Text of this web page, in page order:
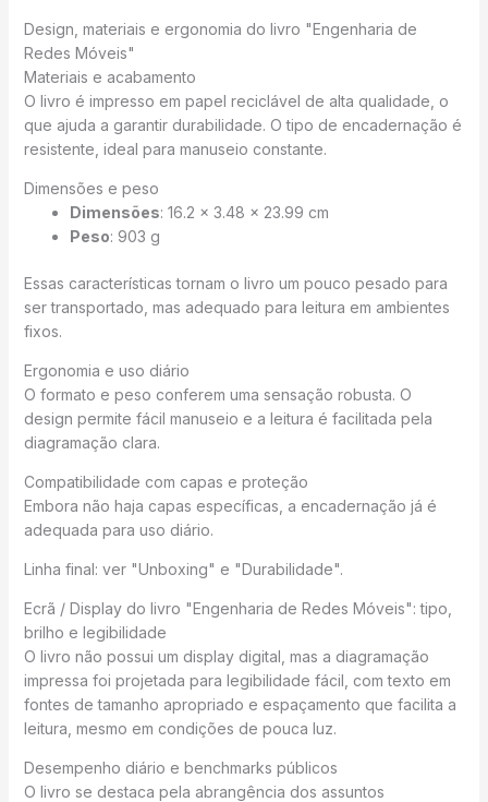
Design, materiais e ergonomia do livro "Engenharia de
Redes Móveis"
Materiais e acabamento
O livro é impresso em papel reciclável de alta qualidade, o
que ajuda a garantir durabilidade. O tipo de encadernação é
resistente, ideal para manuseio constante.
Dimensões e peso
Dimensões: 16.2 x 3.48 x 23.99 cm
Peso: 903 g
Essas características tornam o livro um pouco pesado para
ser transportado, mas adequado para leitura em ambientes
fixos.
Ergonomia e uso diário
O formato e peso conferem uma sensação robusta. O
design permite fácil manuseio e a leitura é facilitada pela
diagramação clara.
Compatibilidade com capas e proteção
Embora não haja capas específicas, a encadernação já é
adequada para uso diário.
Linha final: ver "Unboxing" e "Durabilidade".
Ecrã / Display do livro "Engenharia de Redes Móveis": tipo,
brilho e legibilidade
O livro não possui um display digital, mas a diagramação
impressa foi projetada para legibilidade fácil, com texto em
fontes de tamanho apropriado e espaçamento que facilita a
leitura, mesmo em condições de pouca luz.
Desempenho diário e benchmarks públicos
O livro se destaca pela abrangência dos assuntos